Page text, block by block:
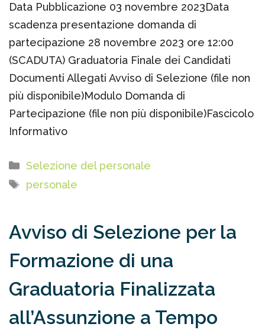
Data Pubblicazione 03 novembre 2023Data
scadenza presentazione domanda di
partecipazione 28 novembre 2023 ore 12:00
(SCADUTA) Graduatoria Finale dei Candidati
Documenti Allegati Avviso di Selezione (file non
più disponibile)Modulo Domanda di
Partecipazione (file non più disponibile)Fascicolo
Informativo
Categorie
Selezione del personale
Tag
personale
Avviso di Selezione per la
Formazione di una
Graduatoria Finalizzata
all’Assunzione a Tempo